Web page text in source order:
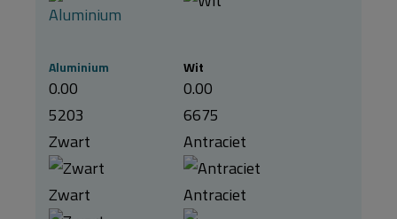
Aluminium Wit
0.00
5203
Zwart
Zwart
0.00
6675
Antraciet
Antraciet